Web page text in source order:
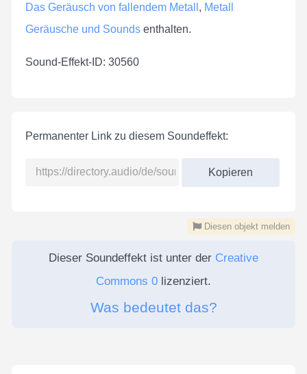
Das Geräusch von fallendem Metall , Metall
Geräusche und Sounds enthalten.
Sound-Effekt-ID: 30560
Permanenter Link zu diesem Soundeffekt:
Kopieren
Diesen objekt melden
Dieser Soundeffekt ist unter der Creative
Commons 0 lizenziert.
Was bedeutet das?